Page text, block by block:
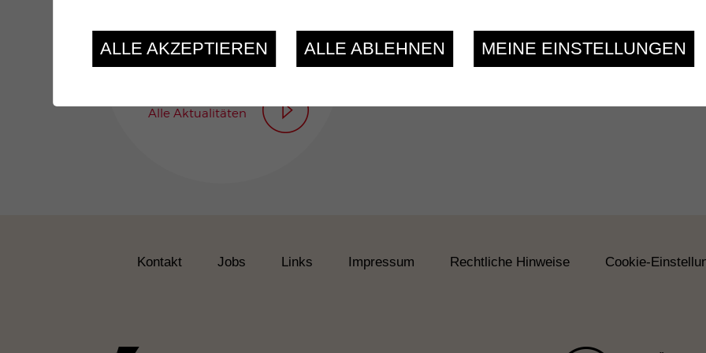
unseren
Jahresbericht 2025
Alle Aktualitäten
Kontakt Jobs Links Impressum Rechtliche Hinweise Cookie-
ALLE AKZEPTIEREN ALLE ABLEHNEN MEINE EINSTELLUNGEN